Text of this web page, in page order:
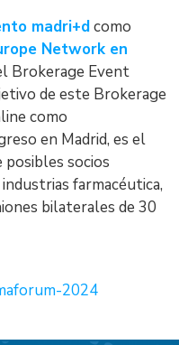
madri+dcomo
Network en
Brokerage Event
de este Brokerage
como
en Madrid, es el
socios
farmacéutica,
bilaterales de 30
2024